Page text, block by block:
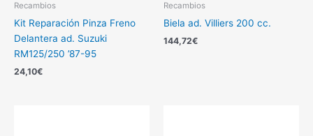
Recambios
Kit Reparación Pinza Freno
Delantera ad. Suzuki
RM125/250 ’87-95
24,10€
Recambios
Biela ad. Villiers 200 cc.
144,72€